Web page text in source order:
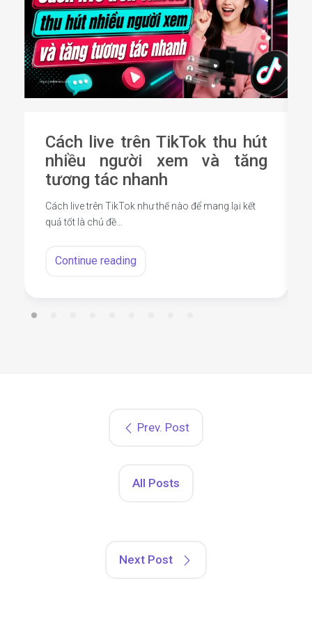
Cách live trên TikTok thu hút
nhiều người xem và tăng
tương tác nhanh
Cách live trên TikTok như thế nào để mang lại kết
quả tốt là chủ đề…
Continue reading
Prev. Post
All Posts
Next Post